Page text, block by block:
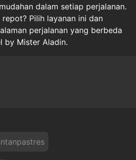
dalam setiap perjalanan.
Pilih layanan ini dan
perjalanan yang berbeda
by Mister Aladin.